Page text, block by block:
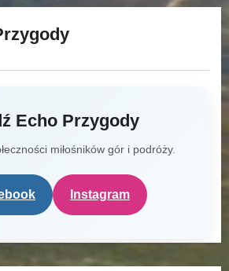
Echo Przygody
miłośników gór i podróży.
Instagram